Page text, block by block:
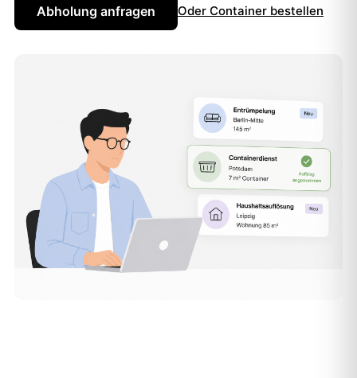
Abholung anfragen Oder Container bestellen